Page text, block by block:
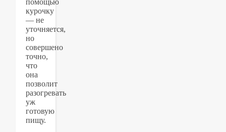
курочку
— не
уточняется,
но
совершено
точно,
что
она
позволит
разогревать
уж
готовую
пищу.